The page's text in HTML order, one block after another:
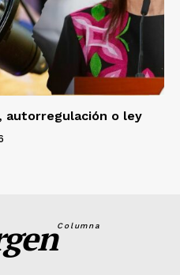
autorregulación o ley
Columna